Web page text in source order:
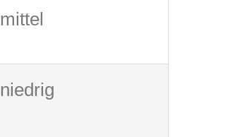
mittel
niedrig